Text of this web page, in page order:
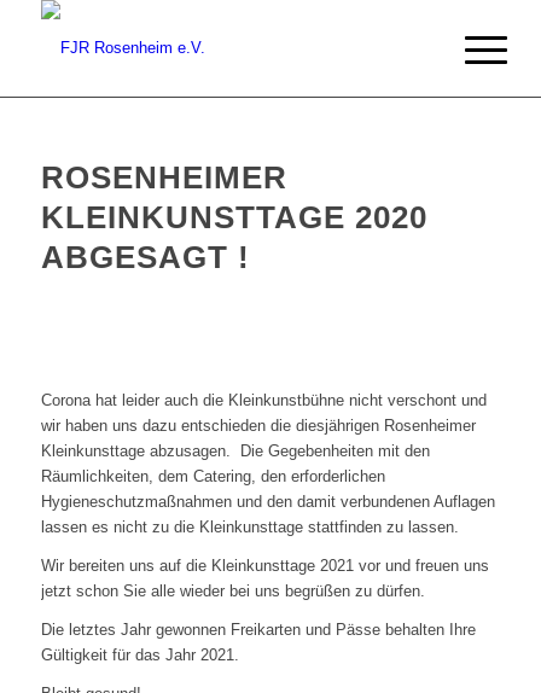
ROSENHEIMER
KLEINKUNSTTAGE 2020
ABGESAGT !
Corona hat leider auch die Kleinkunstbühne nicht verschont und
wir haben uns dazu entschieden die diesjährigen Rosenheimer
Kleinkunsttage abzusagen. Die Gegebenheiten mit den
Räumlichkeiten, dem Catering, den erforderlichen
Hygieneschutzmaßnahmen und den damit verbundenen Auflagen
lassen es nicht zu die Kleinkunsttage stattfinden zu lassen.
Wir bereiten uns auf die Kleinkunsttage 2021 vor und freuen uns
jetzt schon Sie alle wieder bei uns begrüßen zu dürfen.
Die letztes Jahr gewonnen Freikarten und Pässe behalten Ihre
Gültigkeit für das Jahr 2021.